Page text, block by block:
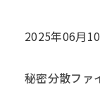
2025年06月
秘密分散ファ